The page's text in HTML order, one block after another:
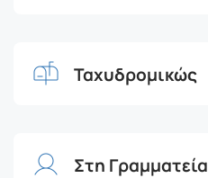
Ταχυδρομικώς
Στη Γραμματεία